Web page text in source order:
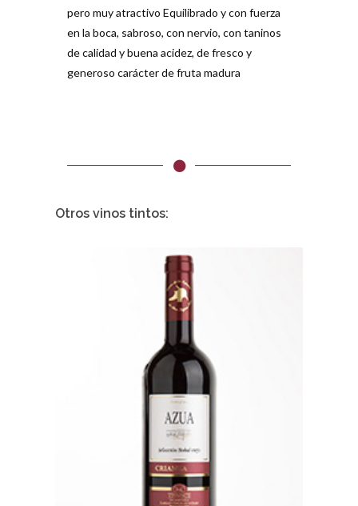
pero muy atractivo Equilibrado y con fuerza
en la boca, sabroso, con nervio, con taninos
de calidad y buena acidez, de fresco y
generoso carácter de fruta madura
Otros vinos tintos: